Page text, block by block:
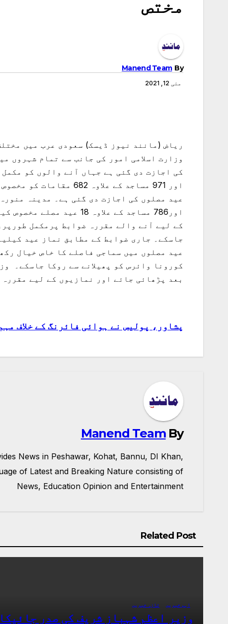
مختص
By
Manend Team
مئی 12, 2021
وزارت اسلامی امور کی جانب سے تمام شہروں
اور786 مساجد کے
کے لیے آنے والے مقررہ ضوابط پرمکمل
جاسکے۔ جاری ضوابط کے مطابق نماز عید
عید مصلوں میں سماجی فاصلے کا خاص خیال
کورونا وائرس کو پھیلانے سے روکا جاسکے۔
بعد پڑھائی جائے اور نمازیوں کے لیے
پوسٹوں
پشاور، پولیس نے ہوائی فائرنگ کے خلاف
By
Manend Team
News in Peshawar, Kohat, Bannu, DI Khan,
of Latest and Breaking Nature consisting of
News, Education Opinion and Entertainment
Related Post
اہم خبریں تازہ خبریں
وزیرِ اعظم شہباز شریف کی صدر